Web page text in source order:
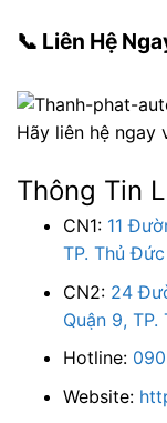
📞 Liên Hệ
Hãy liên hệ ngay
Thông Tin
CN1: 11
TP. Thủ Đức
CN2: 24
Quận 9,
Hotline:
Website: